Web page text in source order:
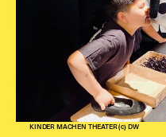
KINDER MACHEN THEATER (c) DW